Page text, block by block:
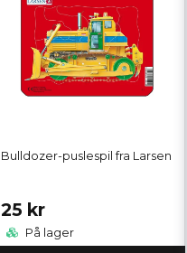
Bulldozer-puslespil fra Larsen
25 kr
På lager